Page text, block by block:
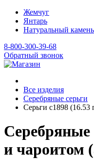
Жемчуг
Янтарь
Натуральный камень
8-800-300-39-68
Обратный звонок
Все изделия
Серебряные серьги
Серьги с1898 (16.53
Серебряные
и чароитом